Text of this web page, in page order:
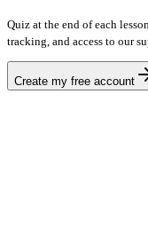
Quiz at the end of each
tracking, and access to our
Create my free account